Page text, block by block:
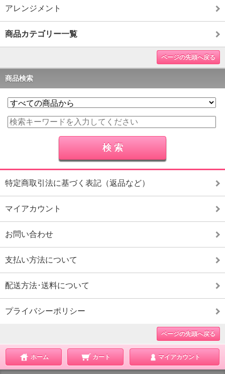
アレンジメント
商品カテゴリー一覧
ページの先頭へ戻る
商品検索
特定商取引法に基づく表記（返品など）
マイアカウント
お問い合わせ
支払い方法について
配送方法･送料について
プライバシーポリシー
ページの先頭へ戻る
ホーム カート マイアカウント